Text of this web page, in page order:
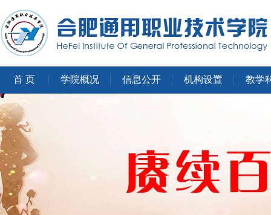
首 页 学院概况 信息公开 机构设置 教学